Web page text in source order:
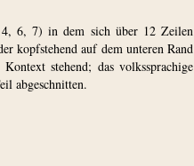
6, 7) in dem sich über 12 Zeilen
kopfstehend auf dem unteren Rand
stehend; das volkssprachige
abgeschnitten.